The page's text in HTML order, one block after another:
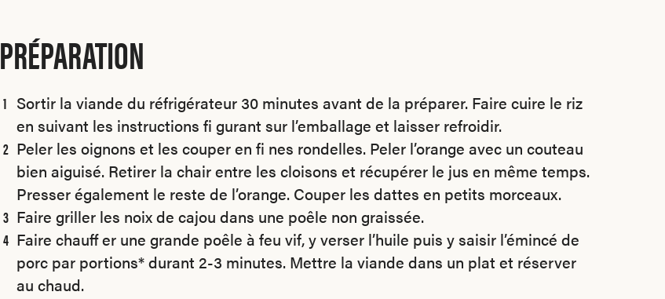
PRÉPARATION
Sortir la viande du réfrigérateur 30 minutes avant de la préparer. Faire cuire le riz
en suivant les instructions fi gurant sur l’emballage et laisser refroidir.
Peler les oignons et les couper en fi nes rondelles. Peler l’orange avec un couteau
bien aiguisé. Retirer la chair entre les cloisons et récupérer le jus en même temps.
Presser également le reste de l’orange. Couper les dattes en petits morceaux.
Faire griller les noix de cajou dans une poêle non graissée.
Faire chauff er une grande poêle à feu vif, y verser l’huile puis y saisir l’émincé de
porc par portions* durant 2-3 minutes. Mettre la viande dans un plat et réserver
au chaud.